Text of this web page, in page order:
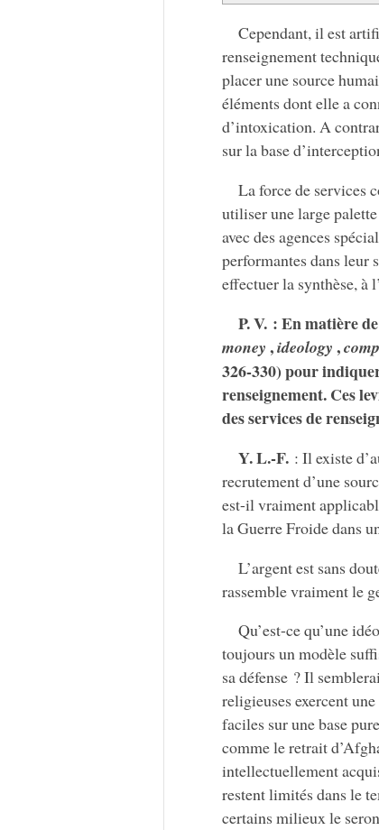
Cependant, il est
renseignement
placer une source
éléments dont elle a
d’intoxication. A
sur la base
La force de services
utiliser une large
avec des agences
performantes dans leur
effectuer la synthèse, à
P. V. : En matière
money ,ideology ,
326-330) pour
renseignement. Ces
des services de
Y. L.-F.: Il existe
recrutement d’une
est-il vraiment
la Guerre Froide dans
L’argent est sans
rassemble vraiment le
Qu’est-ce qu’une
toujours un modèle
sa défense ? Il
religieuses exercent
faciles sur une base
comme le retrait
intellectuellement
restent limités dans le
certains milieux le